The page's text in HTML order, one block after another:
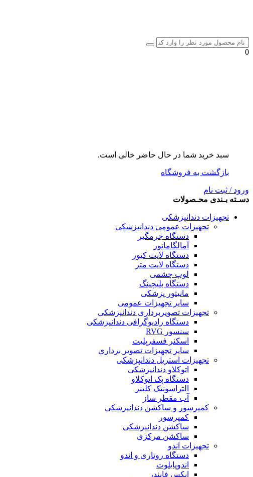
0
سبد خرید شما در حال حاضر خالی است.
بازگشت به فروشگاه
ورود / ثبت نام
دسـته بـندی محـصولات
تجهیزات دندانپزشکی
تجهیزات عمومی دندانپزشکی
دستگاه جرمگیر
آمالگاماتور
دستگاه لایت کیور
دستگاه لایت متر
لوپ چشمی
دستگاه بلیچینگ
مانیتور پزشکی
سایر تجهیزات عمومی
تجهیزات تصویربرداری دندانپزشکی
دستگاه رادیوگرافی دندانپزشکی
سنسور RVG
اسکنر فسفرپلیت
سایر تجهیزات تصویر برداری
تجهیزات استریل دندانپزشکی
اتوکلاو دندانپزشکی
دستگاه پک اتوکلاو
التراسونیک کلینر
آب مقطر ساز
کمپرسور و ساکشن دندانپزشکی
کمپرسور
ساکشن دندانپزشکی
ساکشن مرکزی
تجهیزات اندو
دستگاه روتاری و اندو
اندوپایلوت
اپکس فایندر